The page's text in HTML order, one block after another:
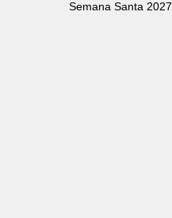
Semana Santa 2027